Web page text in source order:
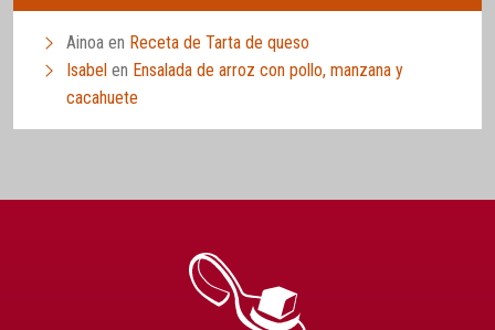
Ainoa en Receta de Tarta de queso
Isabel en Ensalada de arroz con pollo, manzana y
cacahuete